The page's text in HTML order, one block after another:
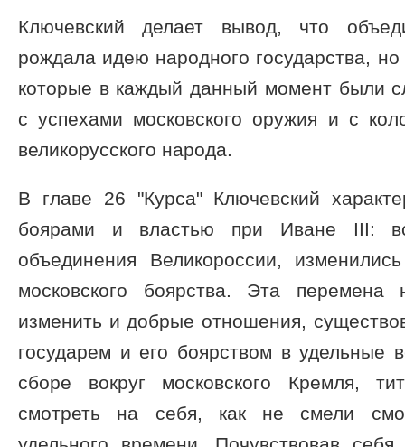
Ключевский делает вывод, что
рождала идею народного государства,
которые в каждый данный момент были
с успехами московского оружия и с
великорусского народа.
В главе 26 "Курса" Ключевский
боярами и властью при Иване III:
объединения Великороссии,
московского боярства. Эта
изменить и добрые отношения,
государем и его боярством в удельные
сборе вокруг московского Кремля,
смотреть на себя, как не смели